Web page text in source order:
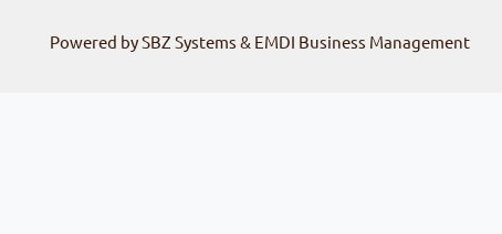
Powered by SBZ Systems & EMDI Business Management